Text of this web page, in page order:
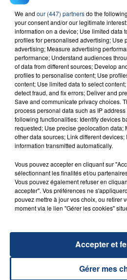
23 juillet 2026
INCENDIE MORTEL À
SON BÉBÉ ENTRE LA VIE
Un homme s'est immolé par
aspergé sa compagne et
d'un liquide inflammable.
20 juillet 2026
UNE ADOLESCENTE
OPÉRER DE LA CHEVILLE
La famille a porté plainte
reconnu sa responsabilité
excuses.
TITRES DIFFUSÉS
We and our (447) partnersdo the
your consent and/or our legitimate
information on a device; Use limited data
profiles for personalised advertising; Use
advertising; Measure advertising
performance; Understand audiences
of data from different sources; Develop
profiles to personalise content; Use
content; Use limited data to select
detect fraud, and fix errors; Deliver and
Save and communicate privacy choices.
process personal data such as IP
following functionalities: Identify devices
requested; Use precise geolocation data;
other data sources; Link different
information transmitted automatically.
Vous pouvez accepter en cliquant sur
sélectionnant les finalités et/ou
Vous pouvez également refuser en
accepter". Vos préférences ne
pouvez mettre à jour vos choix, ou retirer
moment via le lien "Gérer les cookies"
Gérer mes
Accepter et